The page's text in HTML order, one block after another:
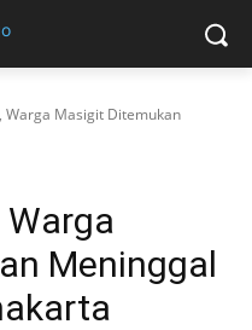
Warga Masigit Ditemukan
Meninggal